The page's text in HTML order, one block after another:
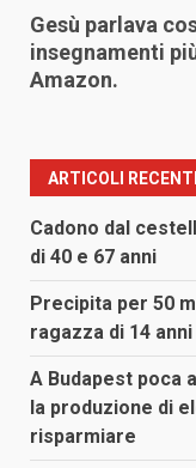
Gesù parlava
insegnamenti
Amazon.
ARTICOLI RECENTI
Cadono dal
di 40 e 67 anni
Precipita per 50
ragazza di 14 anni
A Budapest poca
la produzione di
risparmiare